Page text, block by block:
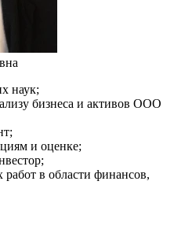
наук;
бизнеса и активов ООО
и оценке;
в области финансов,